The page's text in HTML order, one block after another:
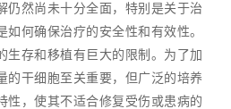
仍然尚未十分全面，特别是关于治
何确保治疗的安全性和有效性。
生存和移植有巨大的限制。为了加
的干细胞至关重要，但广泛的培养
性，使其不适合修复受伤或患病的